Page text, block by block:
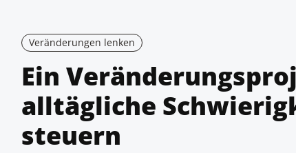
Veränderungen lenken
Ein
alltägliche
steuern